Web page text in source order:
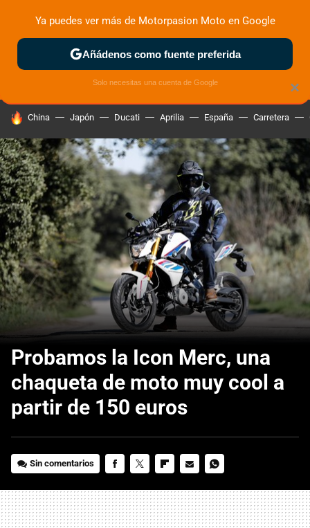
ZONA DE PRUEBAS DEPORTIVAS MOTOS ELÉCTRICAS
HOY SE HABLA DE
China Japón Ducati Aprilia España Carretera
Probamos la Icon Merc, una
chaqueta de moto muy cool a
partir de 150 euros
Sin comentarios
MAIL
×
Ya puedes ver más de Motorpasion Moto en Google
Añádenos como fuente preferida
Solo necesitas una cuenta de Google